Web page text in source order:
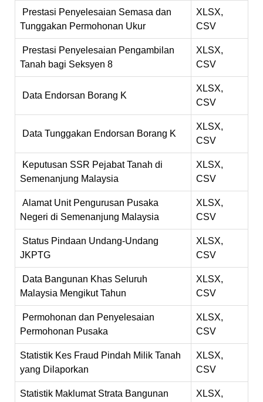
Prestasi Penyelesaian Semasa dan
Tunggakan Permohonan Ukur
XLSX,
CSV
Prestasi Penyelesaian Pengambilan
Tanah bagi Seksyen 8
XLSX,
CSV
Data Endorsan Borang K
XLSX,
CSV
Data Tunggakan Endorsan Borang K
XLSX,
CSV
Keputusan SSR Pejabat Tanah di
Semenanjung Malaysia
XLSX,
CSV
Alamat Unit Pengurusan Pusaka
Negeri di Semenanjung Malaysia
XLSX,
CSV
Status Pindaan Undang-Undang
JKPTG
XLSX,
CSV
Data Bangunan Khas Seluruh
Malaysia Mengikut Tahun
XLSX,
CSV
Permohonan dan Penyelesaian
Permohonan Pusaka
XLSX,
CSV
Statistik Kes Fraud Pindah Milik Tanah
yang Dilaporkan
XLSX,
CSV
Statistik Maklumat Strata Bangunan
XLSX,